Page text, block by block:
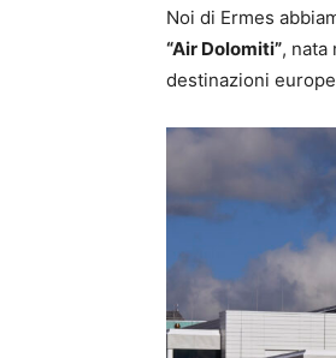
Noi di Ermes
“Air Dolomiti”, nata
destinazioni